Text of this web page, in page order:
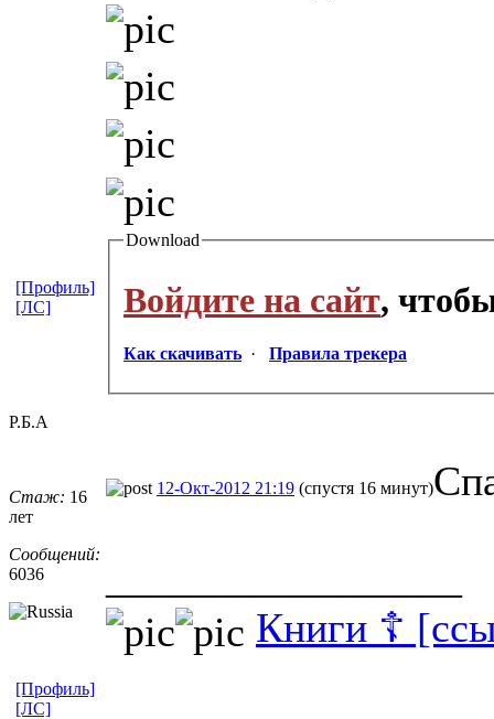
Download
Войдите на сайт,
Как скачивать · Правила трекера
[Профиль]
[ЛС]
Р.Б.А
Стаж: 16
лет
Сообщений:
6036
12-Окт-2012 21:19 (спустя 16 минут)
Книги ☦
[Профиль]
[ЛС]